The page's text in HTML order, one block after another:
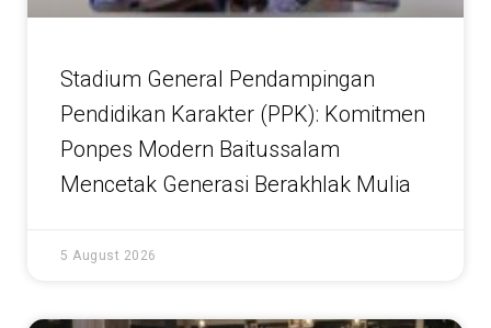
Stadium General Pendampingan
Pendidikan Karakter (PPK): Komitmen
Ponpes Modern Baitussalam
Mencetak Generasi Berakhlak Mulia
5 August 2026